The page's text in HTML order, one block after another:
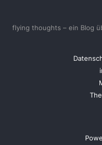
flying thoughts – ein Blog